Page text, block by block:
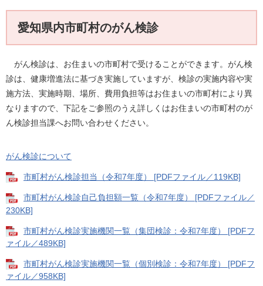
愛知県内市町村のがん検診
がん検診は、お住まいの市町村で受けることができます。がん検
診は、健康増進法に基づき実施していますが、検診の実施内容や実
施方法、実施時期、場所、費用負担等はお住まいの市町村により異
なりますので、下記をご参照のうえ詳しくはお住まいの市町村のが
ん検診担当課へお問い合わせください。
がん検診について
市町村がん検診担当（令和7年度） [PDFファイル／119KB]
市町村がん検診自己負担額一覧（令和7年度） [PDFファイル／
230KB]
市町村がん検診実施機関一覧（集団検診：令和7年度） [PDFフ
ァイル／489KB]
市町村がん検診実施機関一覧（個別検診：令和7年度） [PDFフ
ァイル／958KB]